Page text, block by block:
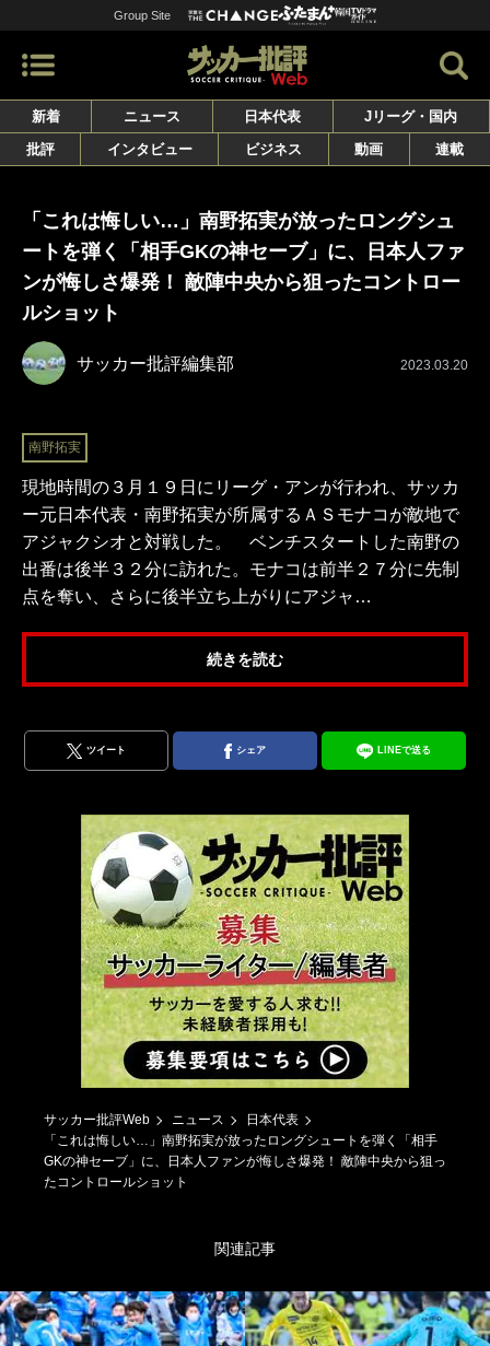
Group Site
新着 ニュース 日本代表
Jリーグ・国内
批評
インタビュー ビジネス 動画 連載
「これは悔しい…」南野拓実が放ったロングシュ
ートを弾く「相手GKの神セーブ」に、日本人ファ
ンが悔しさ爆発！ 敵陣中央から狙ったコントロー
ルショット
サッカー批評編集部 2023.03.20
南野拓実
現地時間の３月１９日にリーグ・アンが行われ、サッカ
ー元日本代表・南野拓実が所属するＡＳモナコが敵地で
アジャクシオと対戦した。 ベンチスタートした南野の
出番は後半３２分に訪れた。モナコは前半２７分に先制
点を奪い、さらに後半立ち上がりにアジャ…
続きを読む
ツイート シェア LINEで送る
サッカー批評Web ニュース
日本代表
「これは悔しい…」南野拓実が放ったロングシュートを弾く「相手
GKの神セーブ」に、日本人ファンが悔しさ爆発！ 敵陣中央から狙っ
たコントロールショット
関連記事